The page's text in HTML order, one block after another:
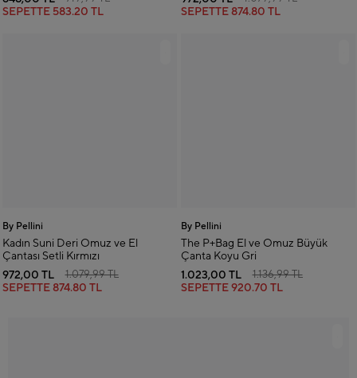
SEPETTE 583.20 TL SEPETTE 874.80 TL
By Pellini
Kadın Suni Deri Omuz ve El
Çantası Setli Kırmızı
972,00 TL
1.079,99 TL
SEPETTE 874.80 TL
By Pellini
The P+Bag El ve Omuz Büyük
Çanta Koyu Gri
1.023,00 TL
1.136,99 TL
SEPETTE920.70 TL